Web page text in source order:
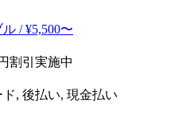
/ ¥5,500〜
割引実施中
, 後払い, 現金払い